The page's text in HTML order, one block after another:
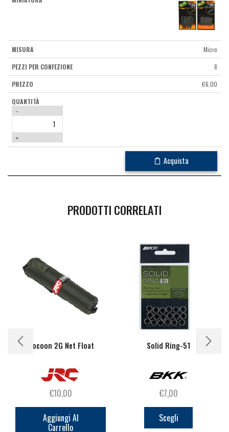
Micro
8
€6,00
-
+
Acquista
PRODOTTI CORRELATI
Cocoon 2G Net Float
€10,00
Aggiungi Al
Carrello
Solid Ring-51
€7,00
Scegli
Questo
ha